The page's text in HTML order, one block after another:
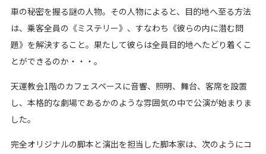
車の秘密を握る謎の人物。その人物によると、目的地へ至る方法
は、乗客全員の《ミステリー》、すなわち《彼らの内に潜む問
題》を解決すること。果たして彼らは全員目的地へたどり着くこ
とができるのか・・・。
天運教会1階のカフェスペースに音響、照明、舞台、客席を設置
し、本格的な劇場であるかのような雰囲気の中で公演が始まりま
した。
完全オリジナルの脚本と演出を担当した脚本家は、次のようにコ